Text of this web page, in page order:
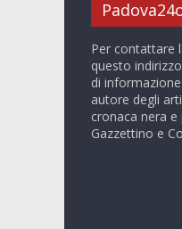
Per contattare
questo
di
autore degli
cronaca nera e
Gazzettino e